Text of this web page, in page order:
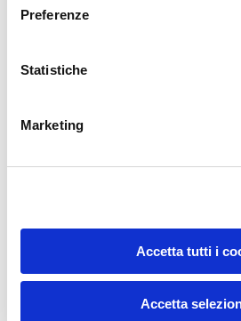
Preferenze
Statistiche
Marketing
Accetta tutti i
Accetta
(1.800)
Allenamento aerobico(16)
Allenamento con il TRX(36)